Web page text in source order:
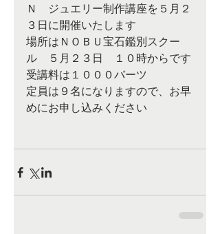
Ｎ　ジュエリー制作講座を５月２
３日に開催いたします
場所はＮＯＢＵ宝石鑑別スクー
ル　５月２３日　１０時からです
受講料は１０００バーツ
定員は９名になりますので、お早
めにお申し込みください